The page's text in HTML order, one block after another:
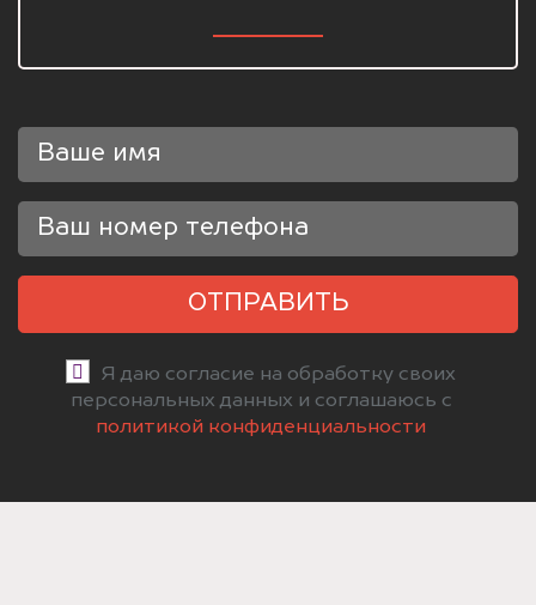
ОТПРАВИТЬ
Я даю согласие на обработку своих
персональных данных и соглашаюсь с
политикой конфиденциальности